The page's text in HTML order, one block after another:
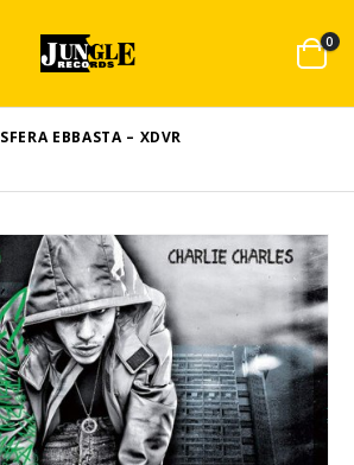
0
SFERA EBBASTA – XDVR